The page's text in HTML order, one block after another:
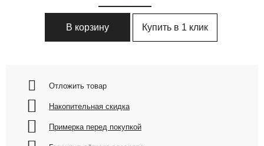
В корзину Купить в 1 клик
Отложить товар
Накопительная скидка
Примерка перед покупкой